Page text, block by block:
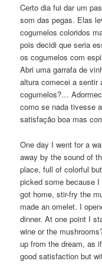
Certo dia fui dar um
som das pegas. Elas
cogumelos coloridos
pois decidi que seria
os cogumelos com
Abri uma garrafa de
altura comecei a sentir
cogumelos?…
como se nada tivesse
satisfação boa mas
One day I went for a
away by the sound of
place, full of colorful
picked some because
got home, stir-fry the
made an omelet. I
dinner. At one point I
wine or the
up from the dream, as
good satisfaction but